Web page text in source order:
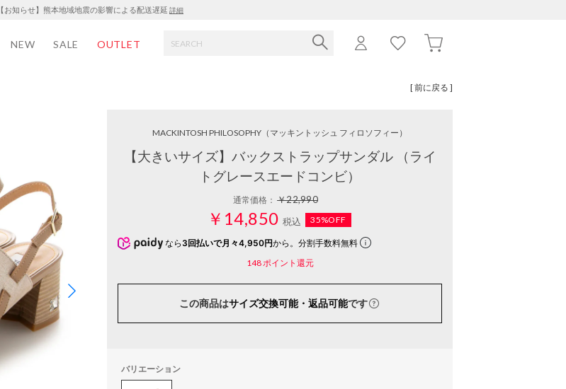
【お知らせ】熊本地域地震の影響による配送遅延 詳細
NEW SALE OUTLET
[ 前に戻る ]
MACKINTOSH PHILOSOPHY （マッキントッシュ フィロソフィー）
【大きいサイズ】バックストラップサンダル （ライ
トグレースエードコンビ）
通常価格：￥22,990
￥14,850 税込 35%OFF
なら 3回払いで月々4,950円から。分割手数料無料
148ポイント還元
この商品はサイズ交換可能・返品可能です
バリエーション